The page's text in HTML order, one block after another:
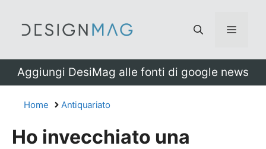
Menu
Aggiungi DesiMag alle fonti di google news
Home Antiquariato
Ho invecchiato una